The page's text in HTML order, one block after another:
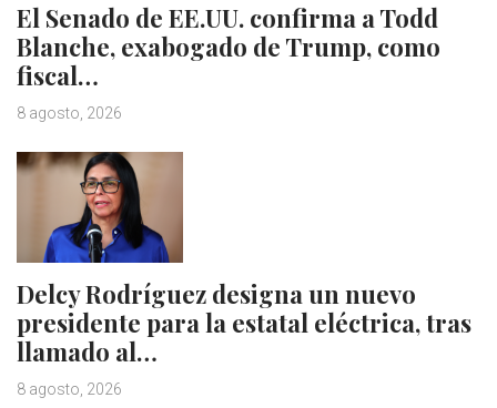
El Senado de EE.UU. confirma a Todd
Blanche, exabogado de Trump, como
fiscal…
8 agosto, 2026
Delcy Rodríguez designa un nuevo
presidente para la estatal eléctrica, tras
llamado al…
8 agosto, 2026